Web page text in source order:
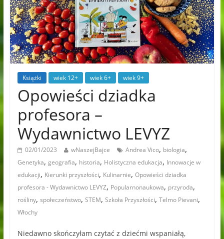
Książki wiek 12+ wiek 6+ wiek 9+
Opowieści dziadka
profesora –
Wydawnictwo LEVYZ
02/01/2023 wNaszejBajce Andrea Vico, biologia,
Genetyka, geografia, historia, Holistyczna edukacja, Innowacje w
edukacji, Kierunki przyszłości, Kulinarnie, Opowieści dziadka
profesora - Wydawnictwo LEVYZ, Popularnonaukowa, przyroda,
rośliny, społeczeństwo, STEM, Szkoła Przyszłości, Telmo Pievani,
Włochy
Niedawno skończyłam czytać z dziećmi wspaniałą,